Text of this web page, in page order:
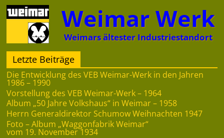
Zum
Inhalt
springen
Weimar Werk
Weimars ältester Industriestandort
Letzte Beiträge
Die Entwicklung des VEB Weimar-Werk in den Jahren
1986 – 1990
Vorstellung des VEB Weimar-Werk – 1964
Album „50 Jahre Volkshaus“ in Weimar – 1958
Herrn Generaldirektor Schumow Weihnachten 1947
Foto – Album „Waggonfabrik Weimar“
vom 19. November 1934